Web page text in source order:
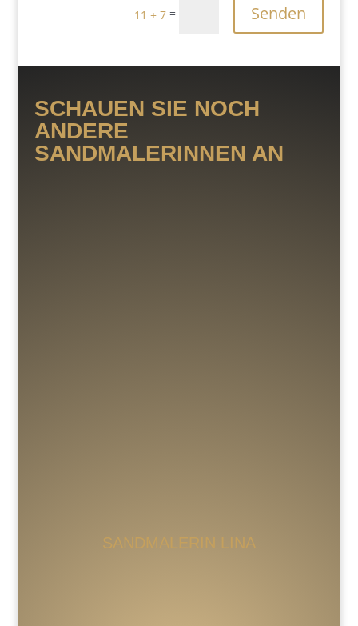
11 + 7 = Senden
SCHAUEN SIE NOCH
ANDERE
SANDMALERINNEN AN
SANDMALERIN LINA